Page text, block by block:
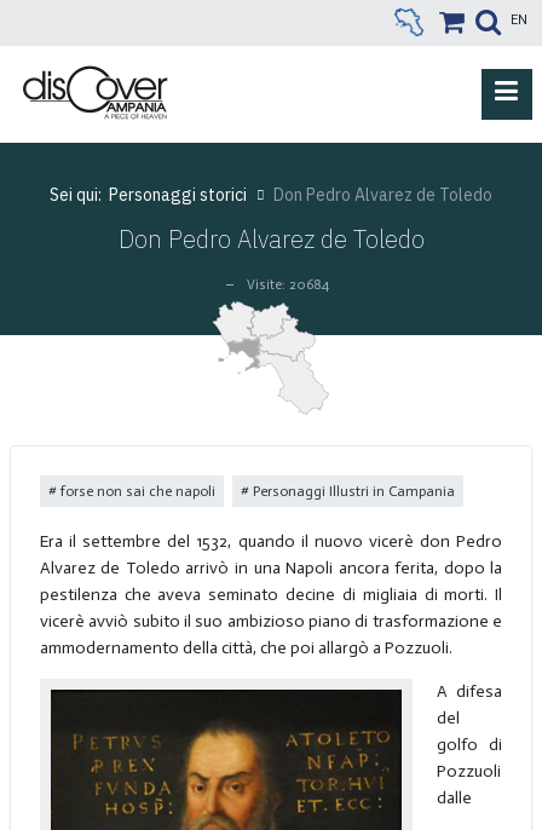
EN
Sei qui: Personaggi storici Don Pedro Alvarez de Toledo
Don Pedro Alvarez de Toledo
Visite: 20684
forse non sai che napoli Personaggi Illustri in Campania
Era il settembre del 1532, quando il nuovo vicerè don Pedro
Alvarez de Toledo arrivò in una Napoli ancora ferita, dopo la
pestilenza che aveva seminato decine di migliaia di morti. Il
vicerè avviò subito il suo ambizioso piano di trasformazione e
ammodernamento della città, che poi allargò a Pozzuoli.
A difesa
del
golfo di
Pozzuoli
dalle